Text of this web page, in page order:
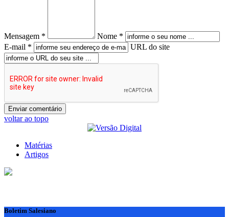
Mensagem *
Nome *
E-mail *
URL do site
voltar ao topo
Matérias
Artigos
Boletim Salesiano